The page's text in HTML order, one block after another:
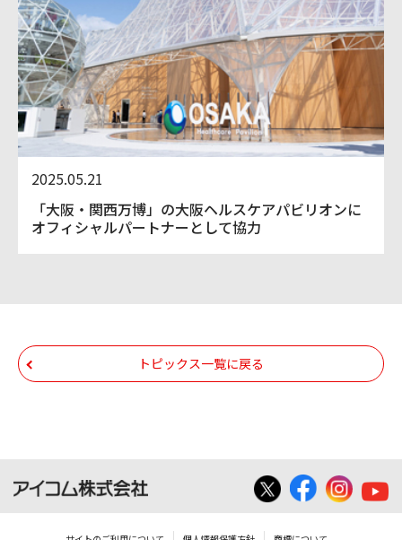
2025.05.21
「大阪・関西万博」の大阪ヘルスケアパビリオンに
オフィシャルパートナーとして協力
トピックス一覧に戻る